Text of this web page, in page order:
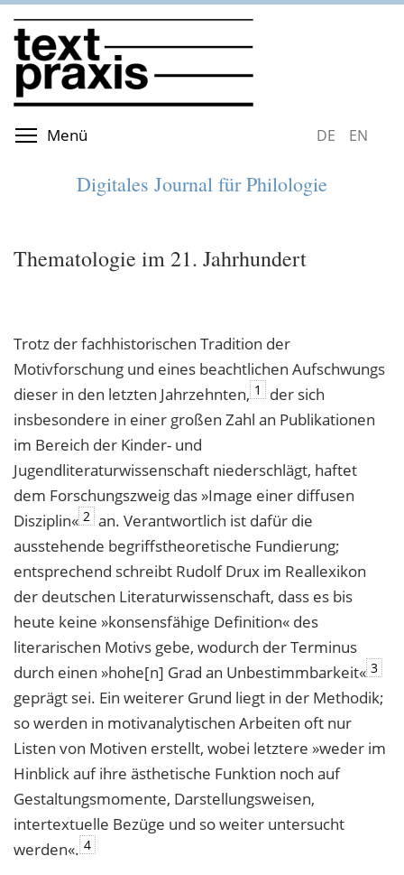
Direkt
zum
Inhalt
Menü Menüsichtbarkeit umschaltenDEUTSCH
Digitales Journal für Philologie
Thematologie im 21. Jahrhundert
Trotz der fachhistorischen Tradition der
Motivforschung und eines beachtlichen Aufschwungs
dieser in den letzten Jahrzehnten, 1
der sich
insbesondere in einer großen Zahl an Publikationen
im Bereich der Kinder- und
Jugendliteraturwissenschaft niederschlägt, haftet
dem Forschungszweig das »Image einer diffusen
Disziplin« 2 an. Verantwortlich ist dafür die
ausstehende begriffstheoretische Fundierung;
entsprechend schreibt Rudolf Drux im Reallexikon
der deutschen Literaturwissenschaft, dass es bis
heute keine »konsensfähige Definition« des
literarischen Motivs gebe, wodurch der Terminus
durch einen »hohe[n] Grad an Unbestimmbarkeit« 3
geprägt sei. Ein weiterer Grund liegt in der Methodik;
so werden in motivanalytischen Arbeiten oft nur
Listen von Motiven erstellt, wobei letztere »weder im
Hinblick auf ihre ästhetische Funktion noch auf
Gestaltungsmomente, Darstellungsweisen,
intertextuelle Bezüge und so weiter untersucht
werden«. 4